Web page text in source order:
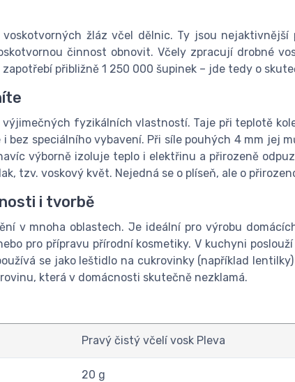
žláz včel dělnic. Ty jsou
činnost obnovit. Včely zpracují drobné
přibližně 1 250 000 šupinek – jde tedy o
fyzikálních vlastností. Taje při teplotě
bez speciálního vybavení. Při síle pouhých 4 mm jej
výborně izoluje teplo i elektřinu a přirozeně
tzv. voskový květ. Nejedná se o plíseň, ale o
i tvorbě
v mnoha oblastech. Je ideální pro výrobu
pro přípravu přírodní kosmetiky. V kuchyni
se jako leštidlo na cukrovinky (například
která v domácnosti skutečně nezklamá.
Pravý čistý včelí vosk Pleva
20 g